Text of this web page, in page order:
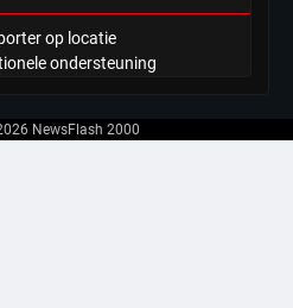
op locatie
ondersteuning
NewsFlash 2000